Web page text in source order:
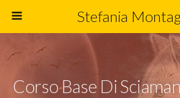
Stefania
Corso Base Di